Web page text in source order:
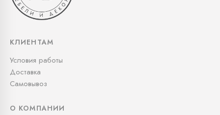
КЛИЕНТАМ
Условия работы
Доставка
Самовывоз
О КОМПАНИИ